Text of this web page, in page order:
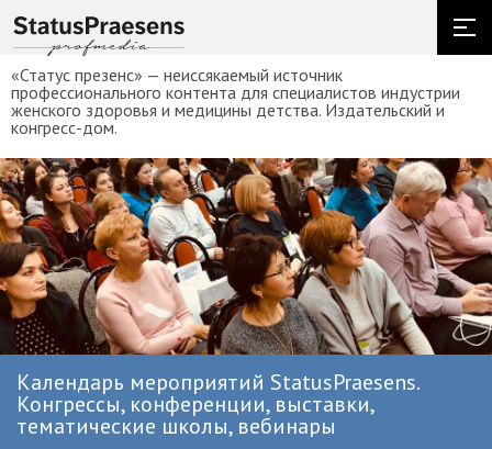
«Статус презенс» — неиссякаемый источник
профессионального контента для специалистов индустрии
женского здоровья и медицины детства. Издательский и
конгресс-дом.
Календарь мероприятий StatusPraesens.
Конгрессы, конференции, выставки,
тематические школы, вебинары